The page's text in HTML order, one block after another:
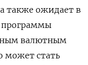
также ожидает в
программы
валютным
может стать